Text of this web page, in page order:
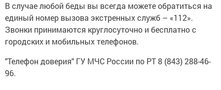
В случае любой беды вы всегда можете обратиться на
единый номер вызова экстренных служб – «112».
Звонки принимаются круглосуточно и бесплатно с
городских и мобильных телефонов.
"Телефон доверия" ГУ МЧС России по РТ 8 (843) 288-46-
96.